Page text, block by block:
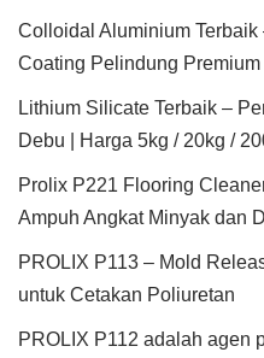
Colloidal Aluminium Terbaik
Coating Pelindung Premium
Lithium Silicate Terbaik –
Debu | Harga 5kg / 20kg /
Prolix P221 Flooring
Ampuh Angkat Minyak dan
PROLIX P113 – Mold
untuk Cetakan Poliuretan
PROLIX P112 adalah agen